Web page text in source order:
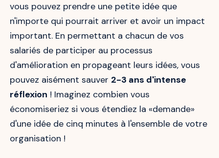
vous pouvez prendre une petite idée que
n'importe qui pourrait arriver et avoir un impact
important. En permettant a chacun de vos
salariés de participer au processus
d'amélioration en propageant leurs idées, vous
pouvez aisément sauver 2-3 ans d'intense
réflexion ! Imaginez combien vous
économiseriez si vous étendiez la «demande»
d'une idée de cinq minutes à l'ensemble de votre
organisation !